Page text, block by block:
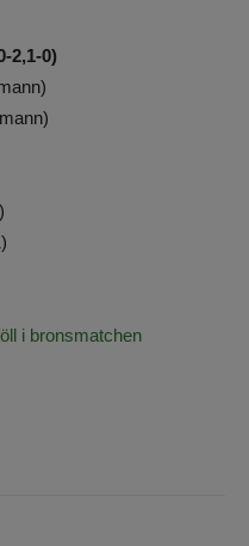
2,1-0)
i bronsmatchen